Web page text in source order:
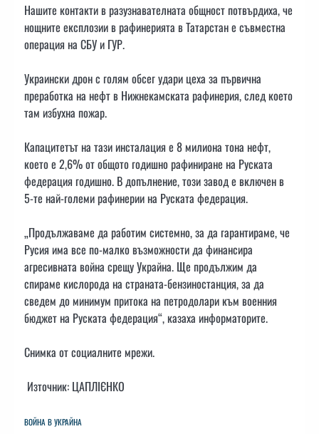
Нашите контакти в разузнавателната общност потвърдиха, че
нощните експлозии в рафинерията в Татарстан е съвместна
операция на СБУ и ГУР.
Украински дрон с голям обсег удари цеха за първична
преработка на нефт в Нижнекамската рафинерия, след което
там избухна пожар.
Капацитетът на тази инсталация е 8 милиона тона нефт,
което е 2,6% от общото годишно рафиниране на Руската
федерация годишно. В допълнение, този завод е включен в
5-те най-големи рафинерии на Руската федерация.
„Продължаваме да работим системно, за да гарантираме, че
Русия има все по-малко възможности да финансира
агресивната война срещу Украйна. Ще продължим да
спираме кислорода на страната-бензиностанция, за да
сведем до минимум притока на петродолари към военния
бюджет на Руската федерация“, казаха информаторите.
Снимка от социалните мрежи.
Източник: ЦАПЛІЄНКО
ВОЙНА В УКРАЙНА